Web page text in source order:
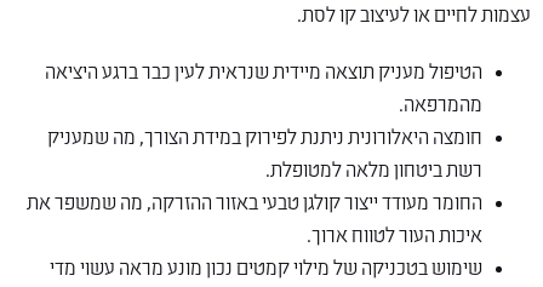
עצמות לחיים או לעיצוב קו לסת.
הטיפול מעניק תוצאה מיידית שנראית לעין כבר ברגע היציאה
מהמרפאה.
חומצה היאלורונית ניתנת לפירוק במידת הצורך, מה שמעניק
רשת ביטחון מלאה למטופלת.
החומר מעודד ייצור קולגן טבעי באזור ההזרקה, מה שמשפר את
איכות העור לטווח ארוך.
שימוש בטכניקה של מילוי קמטים נכון מונע מראה עשוי מדי